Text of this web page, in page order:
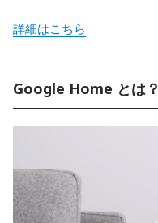
詳細はこちら
Google Home とは？